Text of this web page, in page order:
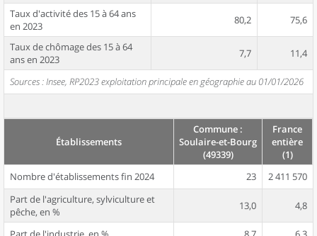
Taux d'activité des 15 à 64 ans
en 2023
80,2 75,6
Taux de chômage des 15 à 64
ans en 2023
7,7 11,4
Sources : Insee, RP2023 exploitation principale en géographie au 01/01/2026
Établissements
Commune :
Soulaire-et-Bourg
(49339)
France
entière
(1)
Nombre d'établissements fin 2024
23
2 411 570
Part de l'agriculture, sylviculture et
pêche, en %
13,0 4,8